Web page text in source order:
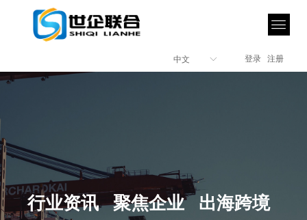
ꀅ
中文 登录 注册
行业资讯 聚焦企业 出海跨境